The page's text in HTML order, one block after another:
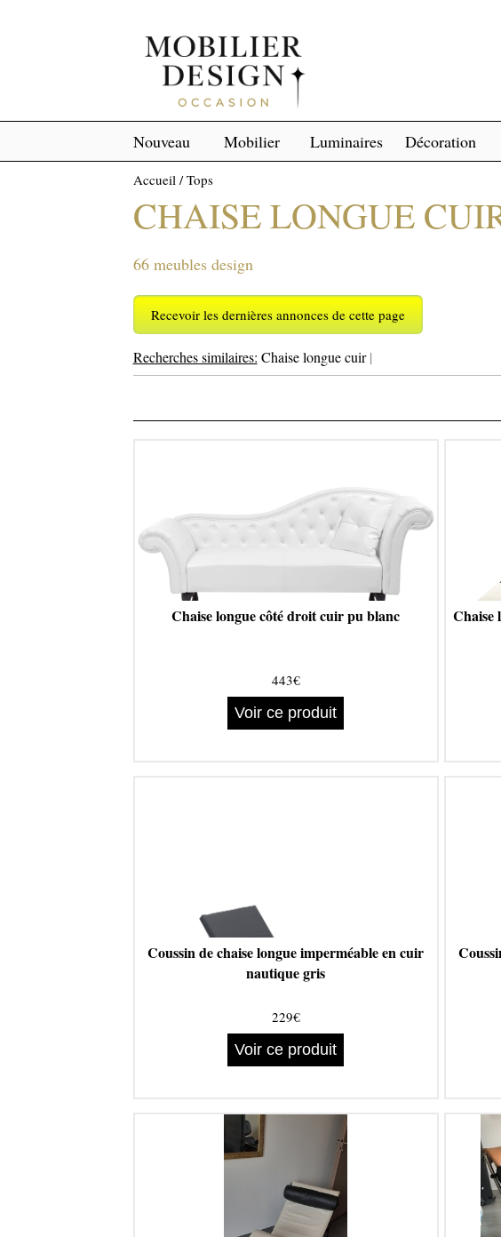
Nouveau Mobilier Luminaires Décoration
Accueil/Tops
CHAISE LONGUE
66 meubles design
Recevoir les dernières annonces de cette page
Recherches similaires: Chaise longue cuir|
Chaise longue côté droit cuir pu blanc
443€
Voir ce produit
Chaise
Coussin de chaise longue imperméable en cuir
nautique gris
229€
Voir ce produit